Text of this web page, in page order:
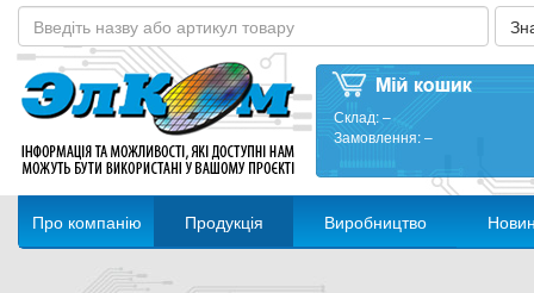
Склад:–
Замовлення:–
Про компанію Продукція Виробництво